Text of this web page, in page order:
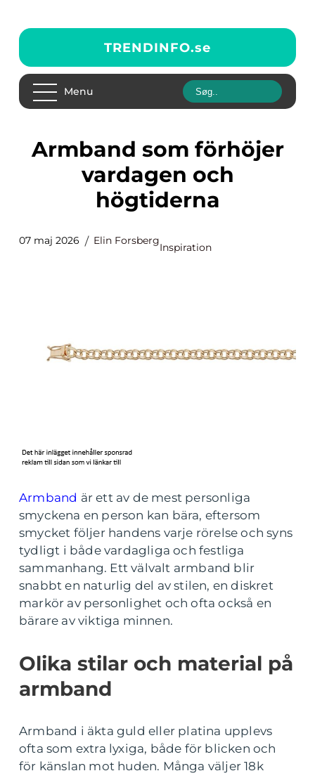
TRENDINFO.se
Menu
Armband som förhöjer
vardagen och
högtiderna
07 maj 2026 Elin Forsberg
Inspiration
Armband är ett av de mest personliga
smyckena en person kan bära, eftersom
smycket följer handens varje rörelse och syns
tydligt i både vardagliga och festliga
sammanhang. Ett välvalt armband blir
snabbt en naturlig del av stilen, en diskret
markör av personlighet och ofta också en
bärare av viktiga minnen.
Olika stilar och material på
armband
Armband i äkta guld eller platina upplevs
ofta som extra lyxiga, både för blicken och
för känslan mot huden. Många väljer 18k